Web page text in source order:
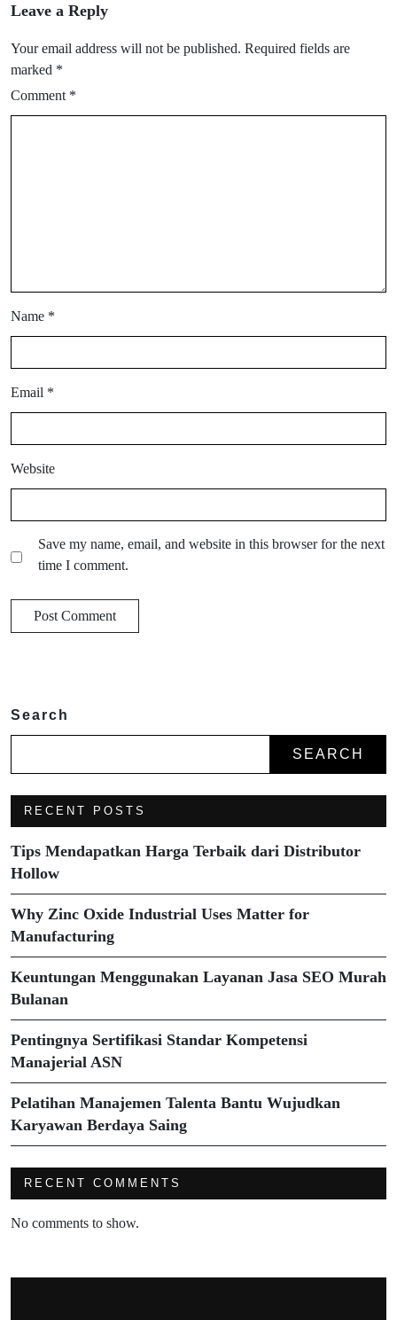
Leave a Reply
Your email address will not be published. Required fields are
marked *
Comment *
Name *
Email *
Website
Save my name, email, and website in this browser for the next
time I comment.
Search
SEARCH
RECENT POSTS
Tips Mendapatkan Harga Terbaik dari Distributor
Hollow
Why Zinc Oxide Industrial Uses Matter for
Manufacturing
Keuntungan Menggunakan Layanan Jasa SEO Murah
Bulanan
Pentingnya Sertifikasi Standar Kompetensi
Manajerial ASN
Pelatihan Manajemen Talenta Bantu Wujudkan
Karyawan Berdaya Saing
RECENT COMMENTS
No comments to show.